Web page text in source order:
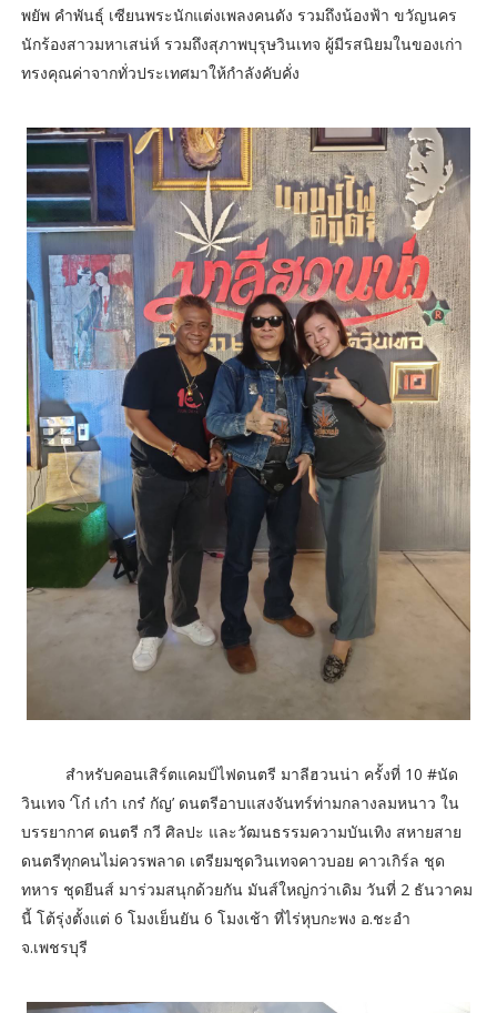
พยัพ คำพันธุ์ เซียนพระนักแต่งเพลงคนดัง รวมถึงน้องฟ้า ขวัญนคร
นักร้องสาวมหาเสน่ห์ รวมถึงสุภาพบุรุษวินเทจ ผู้มีรสนิยมในของเก่า
ทรงคุณค่าจากทั่วประเทศมาให้กำลังคับคั่ง
สำหรับคอนเสิร์ตแคมป์ไฟดนตรี มาลีฮวนน่า ครั้งที่ 10 #นัด
วินเทจ ‘โก๋ เก๋า เกร๋ กัญ’ ดนตรีอาบแสงจันทร์ท่ามกลางลมหนาว ใน
บรรยากาศ ดนตรี กวี ศิลปะ และวัฒนธรรมความบันเทิง สหายสาย
ดนตรีทุกคนไม่ควรพลาด เตรียมชุดวินเทจคาวบอย คาวเกิร์ล ชุด
ทหาร ชุดยีนส์ มาร่วมสนุกด้วยกัน มันส์ใหญ่กว่าเดิม วันที่ 2 ธันวาคม
นี้ โต้รุ่งตั้งแต่ 6 โมงเย็นยัน 6 โมงเช้า ที่ไร่หุบกะพง อ.ชะอำ
จ.เพชรบุรี